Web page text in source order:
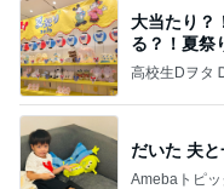
大当たり？
る？！夏祭
だいた 夫
Amebaトピッ